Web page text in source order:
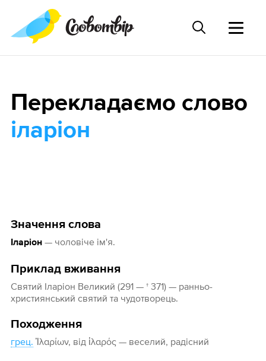
Значення слова
Іларіон— чоловіче ім'я.
Приклад вживання
Святий Іларіон Великий (291 — † 371) — ранньо-
християнський святий та чудотворець.
Походження
грец. Ἱλαρίων, від ἱλαρός — веселий, радісний
Перекладаємо слово
іларіон